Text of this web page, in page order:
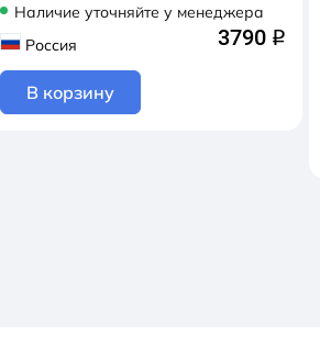
Наличие уточняйте у менеджера
Россия
3790 q
В корзину